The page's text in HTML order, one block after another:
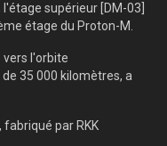
supérieur [DM-03]
étage du Proton-M.
vers l'orbite
35 000 kilomètres, a
fabriqué par RKK